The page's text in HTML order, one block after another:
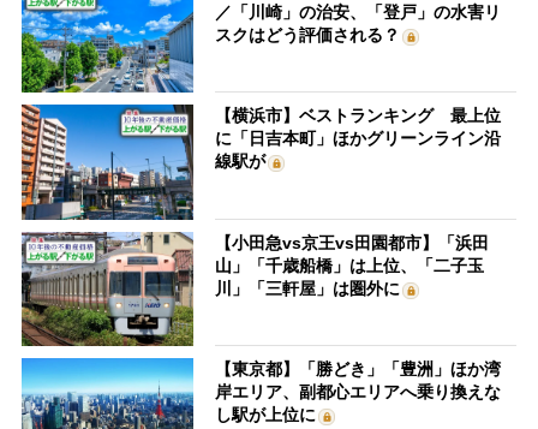
／「川崎」の治安、「登戸」の水害リ
スクはどう評価される？
【横浜市】ベストランキング 最上位
に「日吉本町」ほかグリーンライン沿
線駅が
【小田急vs京王vs田園都市】「浜田
山」「千歳船橋」は上位、「二子玉
川」「三軒屋」は圏外に
【東京都】「勝どき」「豊洲」ほか湾
岸エリア、副都心エリアへ乗り換えな
し駅が上位に